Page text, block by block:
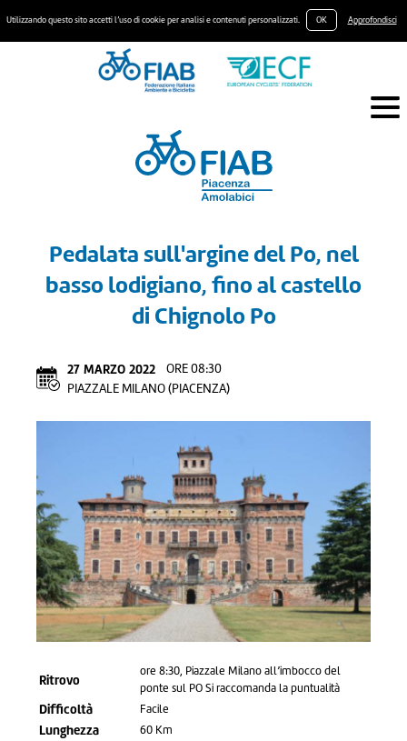
Utilizzando questo sito accetti l’uso di cookie per analisi e contenuti personalizzati. OK Approfondisci
Pedalata sull'argine del Po, nel
basso lodigiano, fino al castello
di Chignolo Po
27 MARZO 2022
ORE 08:30
PIAZZALE MILANO (PIACENZA)
Ritrovo
ore 8:30, Piazzale Milano all’imbocco del
ponte sul PO Si raccomanda la puntualità
Difficoltà Facile
Lunghezza 60 Km